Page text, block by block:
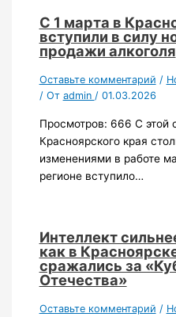
С 1 марта в
вступили в силу
продажи алкоголя
Оставьте комментарий /
/ От admin / 01.03.2026
Просмотров: 666 С этой
Красноярского края
изменениями в работе
регионе вступило…
Интеллект
как в
сражались за
Отечества»
Оставьте комментарий /